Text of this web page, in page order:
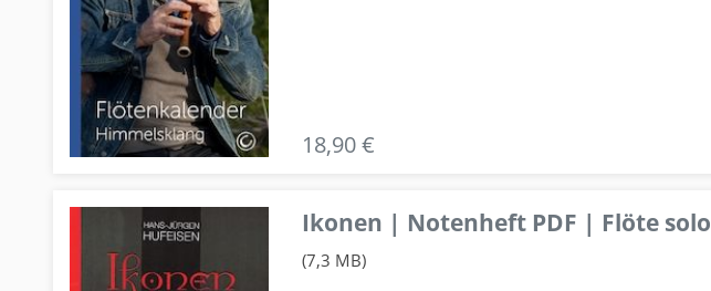
18,90 €
Ikonen | Notenheft PDF | Flöte solo
(7,3 MB)